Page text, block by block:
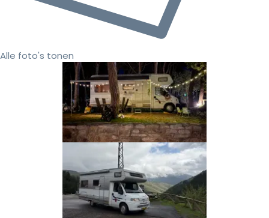
Alle foto's tonen